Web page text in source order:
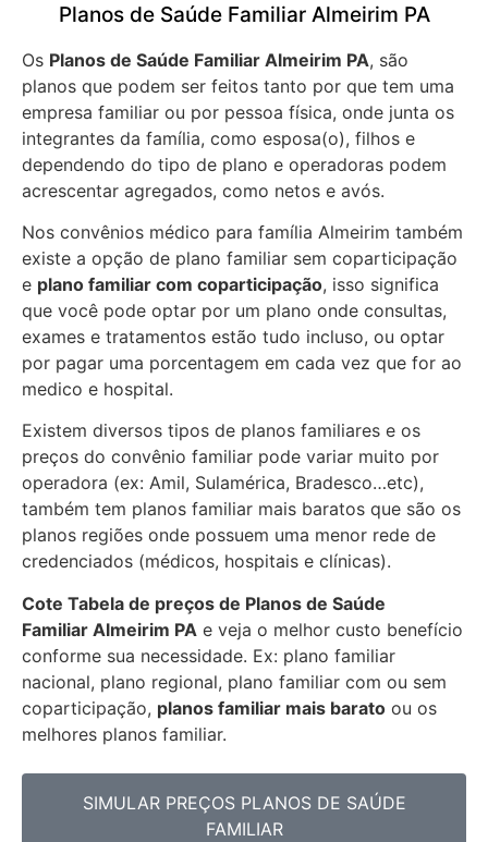
Planos de Saúde Familiar Almeirim PA
Os Planos de Saúde Familiar Almeirim PA, são
planos que podem ser feitos tanto por que tem uma
empresa familiar ou por pessoa física, onde junta os
integrantes da família, como esposa(o), filhos e
dependendo do tipo de plano e operadoras podem
acrescentar agregados, como netos e avós.
Nos convênios médico para família Almeirim também
existe a opção de plano familiar sem coparticipação
e plano familiar com coparticipação, isso significa
que você pode optar por um plano onde consultas,
exames e tratamentos estão tudo incluso, ou optar
por pagar uma porcentagem em cada vez que for ao
medico e hospital.
Existem diversos tipos de planos familiares e os
preços do convênio familiar pode variar muito por
operadora (ex: Amil, Sulamérica, Bradesco…etc),
também tem planos familiar mais baratos que são os
planos regiões onde possuem uma menor rede de
credenciados (médicos, hospitais e clínicas).
Cote Tabela de preços de Planos de Saúde
Familiar Almeirim PA e veja o melhor custo benefício
conforme sua necessidade. Ex: plano familiar
nacional, plano regional, plano familiar com ou sem
coparticipação, planos familiar mais barato ou os
melhores planos familiar.
SIMULAR PREÇOS PLANOS DE SAÚDE
FAMILIAR